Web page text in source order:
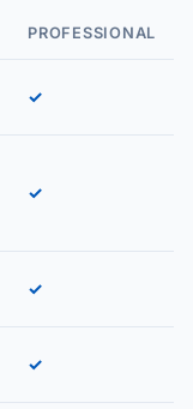
PROFESSIONAL
✓
✓
✓
✓